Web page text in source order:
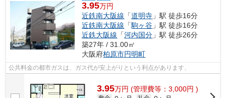
3.95万円
近鉄南大阪線 「道明寺 」駅 徒歩16分
近鉄南大阪線 「駒ヶ谷 」駅 徒歩16分
近鉄大阪線 「河内国分 」駅 徒歩26分
築27年 / 31.00㎡
大阪府柏原市円明町
公共料金の都市ガスは、ガス代が安上がりという利点があります、
3.95万円 (管理費等：3,000円 )